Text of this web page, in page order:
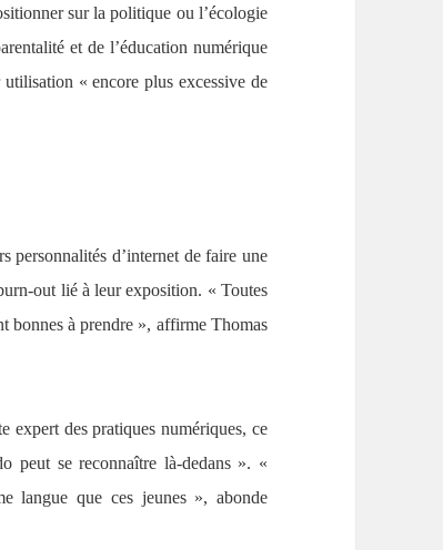
sur la politique ou l’écologie
et de l’éducation numérique
« encore plus excessive de
personnalités d’internet de faire une
out lié à leur exposition. « Toutes
bonnes à prendre », affirme Thomas
expert des pratiques numériques, ce
peut se reconnaître là-dedans ». «
langue que ces jeunes », abonde